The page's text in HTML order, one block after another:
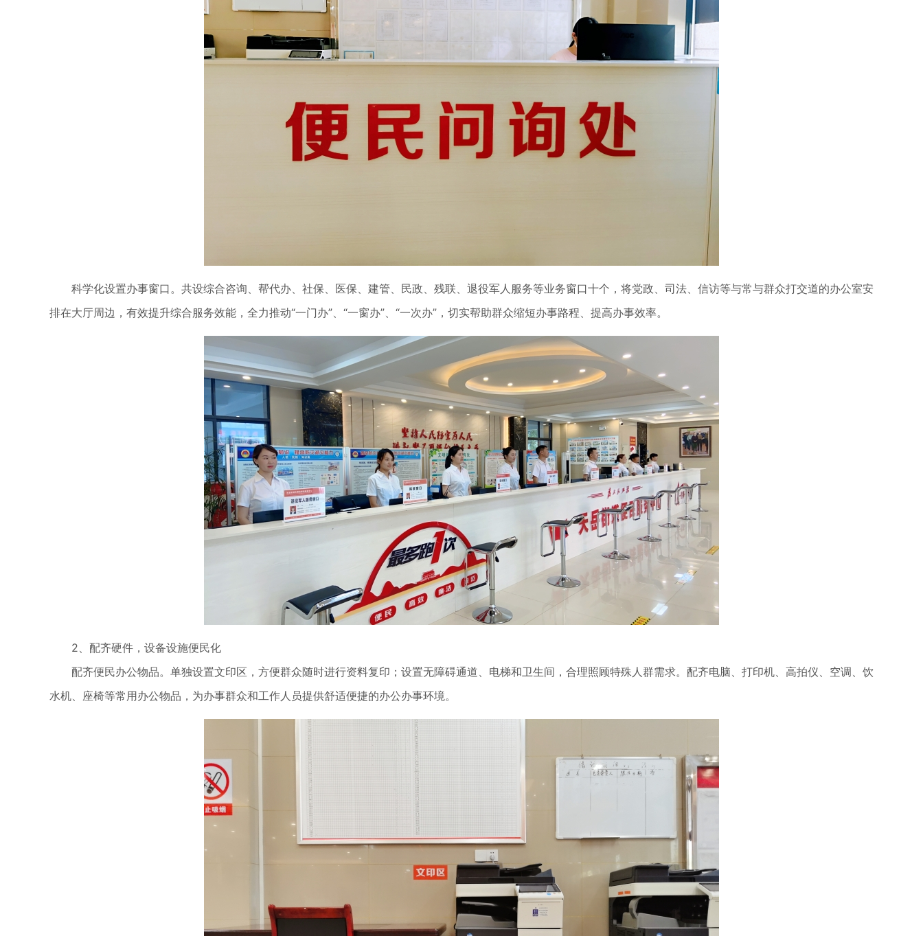
科学化设置办事窗口。共设综合咨询、帮代办、社保、医保、建管、民政、残联、退役军人服务等业务窗口十个，将党政、司法、信访等与常与群众打交道的办公室安
排在大厅周边，有效提升综合服务效能，全力推动“一门办”、“一窗办”、“一次办”，切实帮助群众缩短办事路程、提高办事效率。
2、配齐硬件，设备设施便民化
配齐便民办公物品。单独设置文印区，方便群众随时进行资料复印；设置无障碍通道、电梯和卫生间，合理照顾特殊人群需求。配齐电脑、打印机、高拍仪、空调、饮
水机、座椅等常用办公物品，为办事群众和工作人员提供舒适便捷的办公办事环境。